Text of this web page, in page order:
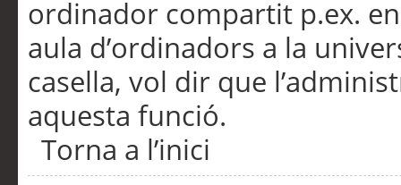
ordinador compartit p.ex.
aula d’ordinadors a la
casella, vol dir que
aquesta funció.
Torna a l’inici